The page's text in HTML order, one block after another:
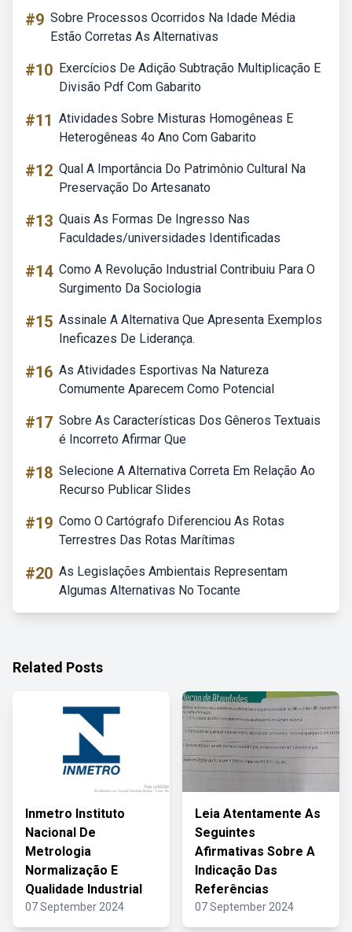
#9 Sobre Processos Ocorridos Na Idade Média
Estão Corretas As Alternativas
#10 Exercícios De Adição Subtração Multiplicação E
Divisão Pdf Com Gabarito
#11 Atividades Sobre Misturas Homogêneas E
Heterogêneas 4o Ano Com Gabarito
#12 Qual A Importância Do Patrimônio Cultural Na
Preservação Do Artesanato
#13 Quais As Formas De Ingresso Nas
Faculdades/universidades Identificadas
#14 Como A Revolução Industrial Contribuiu Para O
Surgimento Da Sociologia
#15 Assinale A Alternativa Que Apresenta Exemplos
Ineficazes De Liderança.
#16 As Atividades Esportivas Na Natureza
Comumente Aparecem Como Potencial
#17 Sobre As Características Dos Gêneros Textuais
é Incorreto Afirmar Que
#18 Selecione A Alternativa Correta Em Relação Ao
Recurso Publicar Slides
#19 Como O Cartógrafo Diferenciou As Rotas
Terrestres Das Rotas Marítimas
#20 As Legislações Ambientais Representam
Algumas Alternativas No Tocante
Related Posts
Inmetro Instituto
Nacional De
Metrologia
Normalização E
Qualidade Industrial
07 September 2024
Leia Atentamente As
Seguintes
Afirmativas Sobre A
Indicação Das
Referências
07 September 2024